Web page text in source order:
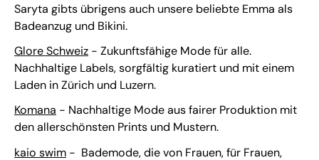
Saryta gibts übrigens auch unsere beliebte Emma als
Badeanzug und Bikini.
Glore Schweiz - Zukunftsfähige Mode für alle.
Nachhaltige Labels, sorgfältig kuratiert und mit einem
Laden in Zürich und Luzern.
Komana - Nachhaltige Mode aus fairer Produktion mit
den allerschönsten Prints und Mustern.
kaio swim - Bademode, die von Frauen, für Frauen,